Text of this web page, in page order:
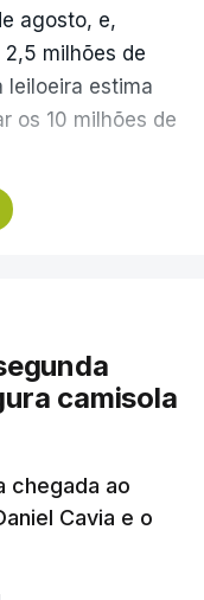
agosto, e,
milhões de
leiloeira estima
os 10 milhões de
durante
por um
(oito
de dólares
camisola
chegada ao
Cavia e o